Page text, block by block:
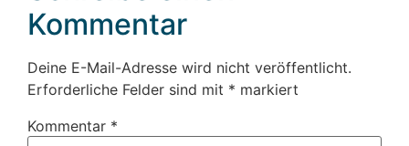
Kommentar
Deine E-Mail-Adresse wird nicht veröffentlicht.
Erforderliche Felder sind mit * markiert
Kommentar *